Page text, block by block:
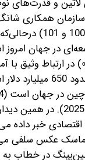
لاتین و قدرت‌های
سازمان همکاری
اوراسیا و... - مواد
در جهان
در ارتباط وثیق
تجارت دو کشور حدود
سال‌های 2005 تا 2025).
خبر داده
ماسک عکس سلفی
در خطاب به